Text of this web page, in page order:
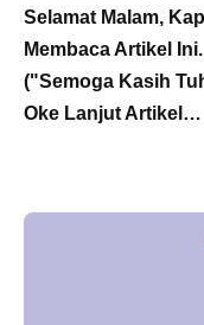
Selamat Malam,
Membaca Artikel
("Semoga Kasih
Oke Lanjut Artikel…